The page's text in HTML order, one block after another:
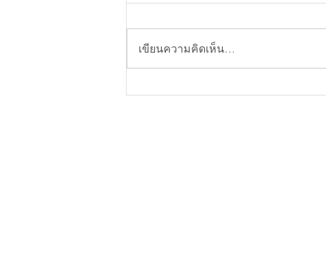
เขียนความคิดเห็น…